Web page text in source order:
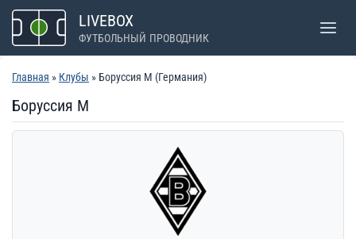
Перейти
содержимому
LIVEBOX
ФУТБОЛЬНЫЙ ПРОВОДНИК
Главная » Клубы » Боруссия М (Германия)
Боруссия М